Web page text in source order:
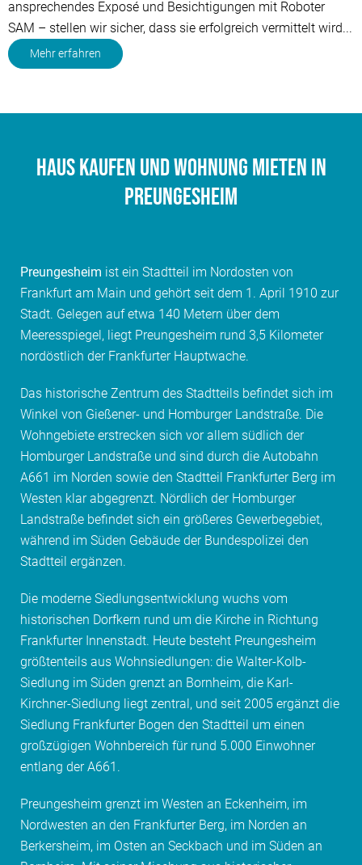
ansprechendes Exposé und Besichtigungen mit Roboter
SAM – stellen wir sicher, dass sie erfolgreich vermittelt wird...
Mehr erfahren
Haus kaufen und Wohnung mieten in
Preungesheim
Preungesheim ist ein Stadtteil im Nordosten von
Frankfurt am Main und gehört seit dem 1. April 1910 zur
Stadt. Gelegen auf etwa 140 Metern über dem
Meeresspiegel, liegt Preungesheim rund 3,5 Kilometer
nordöstlich der Frankfurter Hauptwache.
Das historische Zentrum des Stadtteils befindet sich im
Winkel von Gießener- und Homburger Landstraße. Die
Wohngebiete erstrecken sich vor allem südlich der
Homburger Landstraße und sind durch die Autobahn
A661 im Norden sowie den Stadtteil Frankfurter Berg im
Westen klar abgegrenzt. Nördlich der Homburger
Landstraße befindet sich ein größeres Gewerbegebiet,
während im Süden Gebäude der Bundespolizei den
Stadtteil ergänzen.
Die moderne Siedlungsentwicklung wuchs vom
historischen Dorfkern rund um die Kirche in Richtung
Frankfurter Innenstadt. Heute besteht Preungesheim
größtenteils aus Wohnsiedlungen: die Walter-Kolb-
Siedlung im Süden grenzt an Bornheim, die Karl-
Kirchner-Siedlung liegt zentral, und seit 2005 ergänzt die
Siedlung Frankfurter Bogen den Stadtteil um einen
großzügigen Wohnbereich für rund 5.000 Einwohner
entlang der A661.
Preungesheim grenzt im Westen an Eckenheim, im
Nordwesten an den Frankfurter Berg, im Norden an
Berkersheim, im Osten an Seckbach und im Süden an